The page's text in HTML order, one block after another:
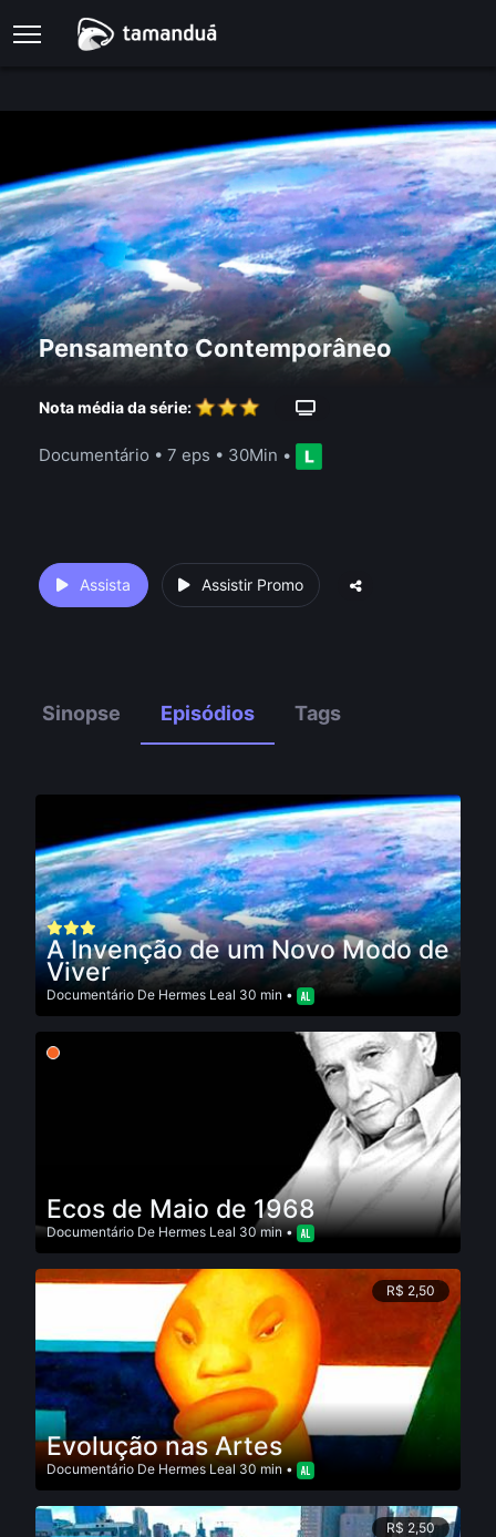
Pensamento Contemporâneo
Nota média da série:
Documentário • 7 eps • 30Min •
Assista Assistir Promo
Sinopse Episódios Tags
A Invenção de um Novo Modo de
Viver
Documentário De Hermes Leal 30 min •
Ecos de Maio de 1968
Documentário De Hermes Leal 30 min •
R$ 2,50
Evolução nas Artes
DocumentárioDeHermes Leal30 min •
R$ 2,50